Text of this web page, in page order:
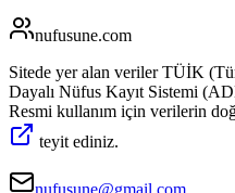
nufusune.com
Sitede yer alan veriler TÜİK
Dayalı Nüfus Kayıt Sistemi
Resmi kullanım için verilerin
teyit ediniz.
nufusune@gmail.com